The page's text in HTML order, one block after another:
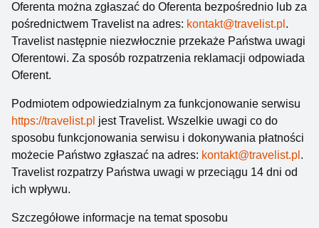
Oferenta można zgłaszać do Oferenta bezpośrednio lub za
pośrednictwem Travelist na adres: kontakt@travelist.pl .
Travelist następnie niezwłocznie przekaże Państwa uwagi
Oferentowi. Za sposób rozpatrzenia reklamacji odpowiada
Oferent.
Podmiotem odpowiedzialnym za funkcjonowanie serwisu
https://travelist.pl jest Travelist. Wszelkie uwagi co do
sposobu funkcjonowania serwisu i dokonywania płatności
możecie Państwo zgłaszać na adres: kontakt@travelist.pl .
Travelist rozpatrzy Państwa uwagi w przeciągu 14 dni od
ich wpływu.
Szczegółowe informacje na temat sposobu